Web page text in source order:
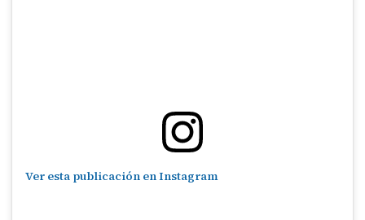
Ver esta publicación en Instagram